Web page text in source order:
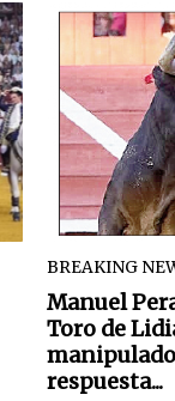
BREAKING
Manuel
Toro de
respuesta...